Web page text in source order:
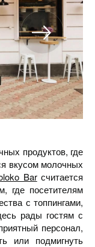
продуктов, где
вкусом молочных
Barсчитается
где посетителям
с топпингами,
рады гостям с
персонал,
или подмигнуть